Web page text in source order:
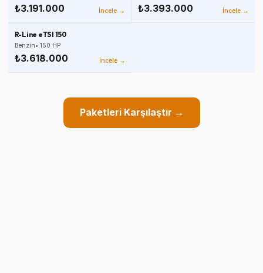
₺3.191.000 İncele → ₺3.393.000 İncele →
R-Line eTSI 150
Benzin• 150 HP
₺3.618.000 İncele →
Paketleri Karşılaştır →